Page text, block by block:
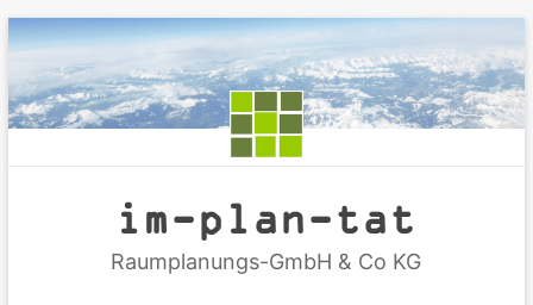
Zum
Inhalt
springen
im-plan-tat
Raumplanungs-GmbH & Co KG